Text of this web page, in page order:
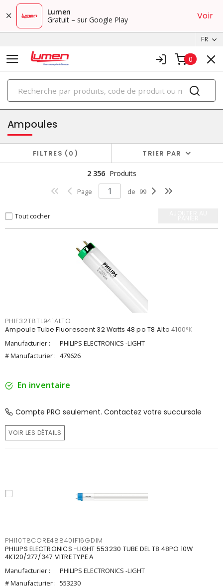
Lumen
Gratuit – sur Google Play
Voir
FR
0
PRODUITS
éclairage
Ampoules
FILTRES 0 TRIER PAR
2 356 Produits
Page de 99
Tout cocher
PHIF32T8TL941ALTO
Ampoule Tube Fluorescent 32 Watts 48 po T8 Alto 4100°K
Manufacturier :
PHILIPS ELECTRONICS -LIGHT
# Manufacturier : 479626
En inventaire
Compte PRO seulement. Contactez votre succursale
VOIR LES DÉTAILS
PHI10T8CORE48840IF16GDIM
PHILIPS ELECTRONICS -LIGHT 553230 TUBE DEL T8 48PO 10W
4K120/277/347 VITRE TYPE A
Manufacturier :
PHILIPS ELECTRONICS -LIGHT
# Manufacturier : 553230